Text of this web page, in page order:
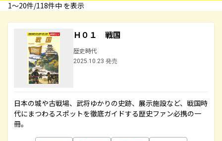
1〜20件/118件中 を表示
Ｈ０１ 戦国
歴史時代
2025.10.23 発売
日本の城や古戦場、武将ゆかりの史跡、展示施設など、戦国時
代にまつわるスポットを徹底ガイドする歴史ファン必携の一
冊。